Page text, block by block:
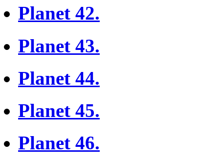
Planet 42.
Planet 43.
Planet 44.
Planet 45.
Planet 46.